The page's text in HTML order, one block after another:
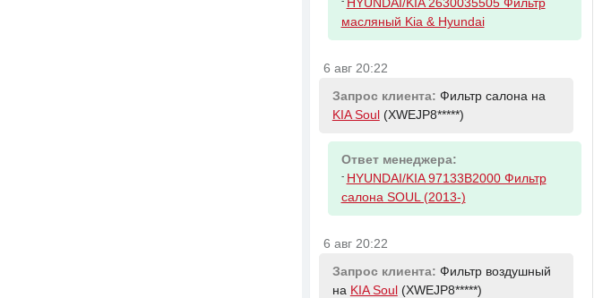
HYUNDAI/KIA 2630035505 Фильтр
масляный Kia & Hyundai
6 авг 20:22
Запрос клиента: Фильтр салона на
KIA Soul (XWEJP8*****)
Ответ менеджера:
- HYUNDAI/KIA 97133B2000 Фильтр
салона SOUL (2013-)
6 авг 20:22
Запрос клиента: Фильтр воздушный
на KIA Soul (XWEJP8*****)